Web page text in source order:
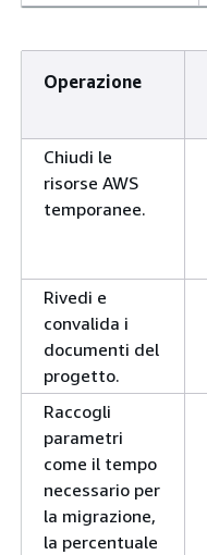
Operazione
Chiudi le
risorse AWS
temporanee.
Rivedi e
convalida i
documenti del
progetto.
Raccogli
parametri
come il tempo
necessario per
la migrazione,
la percentuale